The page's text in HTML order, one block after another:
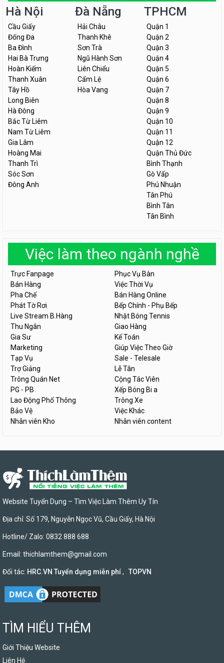
Hà Nội
Cầu Giấy
Đống Đa
Ba Đình
Hai Bà Trưng
Hoàn Kiếm
Thanh Xuân
Tây Hồ
Long Biên
Hà Đông
Bắc Từ Liêm
Nam Từ Liêm
Gia Lâm
Hoàng Mai
Thanh Trì
Sóc Sơn
Đông Anh
Đà Nẵng
Hải Châu
Thanh Khê
Sơn Trà
Ngũ Hành Sơn
Liên Chiểu
Cẩm Lệ
Hòa Vang
TPHCM
Quận 1
Quận 2
Quận 3
Quận 4
Quận 5
Quận 6
Quận 7
Quận 8
Quận 9
Quận 10
Quận 11
Quận 12
Quận Thủ Đức
Bình Thạnh
Gò Vấp
Phú Nhuận
Tân Phú
Bình Tân
Tân Bình
Việc làm theo ngành nghề
Trực Fanpage
Phục Vụ Bàn
Bán Hàng
Việc Thời Vụ
Pha Chế
Bán Hàng Online
Phát Tờ Rơi
Bếp Chính - Phụ Bếp
Live Stream B.Hàng
Nhặt Bóng Tennis
Thu Ngân
Giao Hàng
Gia Sư
Kế Toán
Marketing
Giúp Việc Theo Giờ
Tạp Vụ
Sale - Telesale
Trợ Giảng
Lễ Tân
Trông Quán Net
Cộng Tác Viên
PG - PB
Xếp Bóng Bi a
Lao Động Phổ Thông
Trông Xe
Bảo Vệ
Việc Khác
Nhân viên Kho
Nhân viên content
Website Tuyển Dụng – Tìm Việc Làm Thêm Uy Tín
Địa chỉ: Số 179, Nguyễn Ngọc Vũ, Cầu Giấy, Hà Nội
Hotline/ Zalo: 0832 888 688
Email: thichlamthem@gmail.com
Đối tác: HRC.VN Tuyển dụng miễn phí, TOPVN
TÌM HIỂU THÊM
Giới Thiệu Website
Liên Hệ